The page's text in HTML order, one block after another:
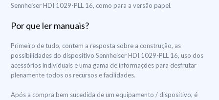
Sennheiser HDI 1029-PLL 16, como para a versão papel.
Por que ler manuais?
Primeiro de tudo, contem a resposta sobre a construção, as
possibilidades do dispositivo Sennheiser HDI 1029-PLL 16, uso dos
acessórios individuais e uma gama de informações para desfrutar
plenamente todos os recursos e facilidades.
Após a compra bem sucedida de um equipamento / dispositivo, é